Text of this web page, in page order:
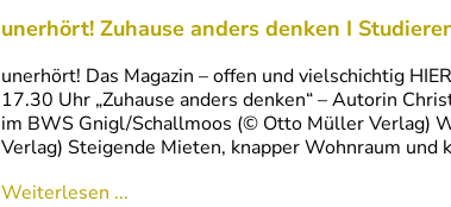
unerhört! Zuhause anders denken I
unerhört! Das Magazin – offen und vielschichtig
17.30 Uhr „Zuhause anders denken“ – Autorin
im BWS Gnigl/Schallmoos (© Otto Müller Verlag)
Verlag) Steigende Mieten, knapper Wohnraum und
Weiterlesen ...